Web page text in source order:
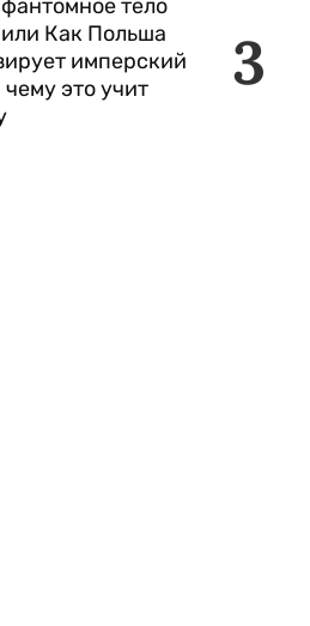
3
тело
Как Польша
имперский
это учит